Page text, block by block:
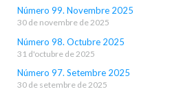
Número 99. Novembre 2025
30 de novembre de 2025
Número 98. Octubre 2025
31 d'octubre de 2025
Número 97. Setembre 2025
30 de setembre de 2025